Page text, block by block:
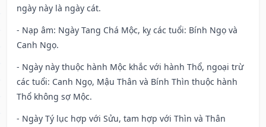
ngày này là ngày cát.
- Nạp âm: Ngày Tang Chá Mộc, kỵ các tuổi: Bính Ngọ và
Canh Ngọ.
- Ngày này thuộc hành Mộc khắc với hành Thổ, ngoại trừ
các tuổi: Canh Ngọ, Mậu Thân và Bính Thìn thuộc hành
Thổ không sợ Mộc.
- Ngày Tý lục hợp với Sửu, tam hợp với Thìn và Thân